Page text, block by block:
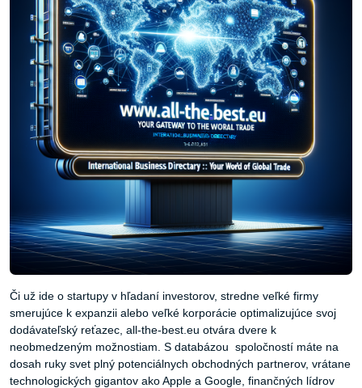
Či už ide o startupy v hľadaní investorov, stredne veľké firmy
smerujúce k expanzii alebo veľké korporácie optimalizujúce svoj
dodávateľský reťazec, all-the-best.eu otvára dvere k
neobmedzeným možnostiam. S databázou spoločností máte na
dosah ruky svet plný potenciálnych obchodných partnerov, vrátane
technologických gigantov ako Apple a Google, finančných lídrov